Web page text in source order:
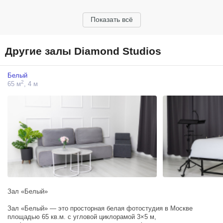
Показать всё
Другие залы Diamond Studios
Белый
65 м2, 4 м
Зал «Белый»
Зал «Белый» — это просторная белая фотостудия в Москве
площадью 65 кв.м. с угловой циклорамой 3×5 м,